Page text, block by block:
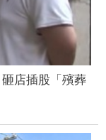
店插股「殯葬